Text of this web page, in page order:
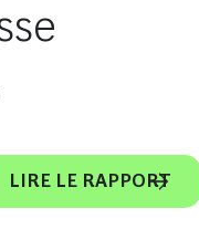
LIRE LE RAPPORT